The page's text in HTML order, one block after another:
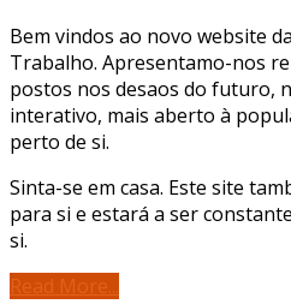
Bem vindos ao novo website
Trabalho. Apresentamo-nos
postos nos desafios do futuro,
interativo, mais aberto à
perto de si.
Sinta-se em casa. Este site
para si e estará a ser
si.